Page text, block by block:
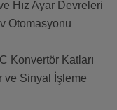
Hız Ayar Devreleri
Otomasyonu
Konvertör Katları
ve Sinyal İşleme